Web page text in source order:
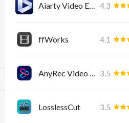
Aiarty Video Enhancer 4.3
ffWorks 4.1
AnyRec Video Converter for Mac 3.5
LosslessCut 3.5